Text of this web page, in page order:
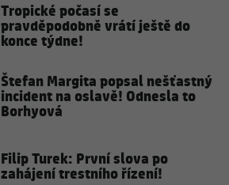
Tropické počasí se
pravděpodobně vrátí ještě do
konce týdne!
Štefan Margita popsal nešťastný
incident na oslavě! Odnesla to
Borhyová
Filip Turek: První slova po
zahájení trestního řízení!